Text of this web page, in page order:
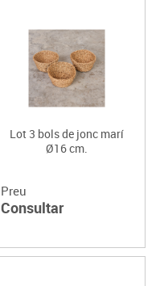
Lot 3 bols de jonc marí
Ø16 cm.
Preu
Consultar